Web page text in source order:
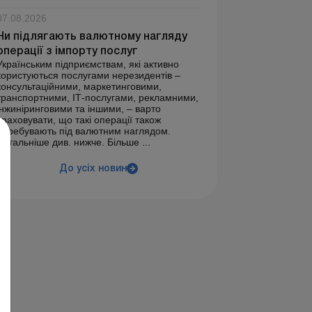
підлягають валютному нагляду
з імпорту послуг
підприємствам, які активно
послугами нерезидентів –
маркетинговими,
ІТ-послугами, рекламними,
та іншими, – варто
що такі операції також
перебувають під валютним наглядом.
Детальніше див. нижче. Більше ...
До усіх новин